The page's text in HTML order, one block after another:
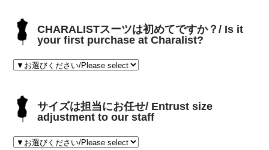
CHARALISTスーツは初めてですか？/ Is it
your first purchase at Charalist?
サイズは担当にお任せ/ Entrust size
adjustment to our staff